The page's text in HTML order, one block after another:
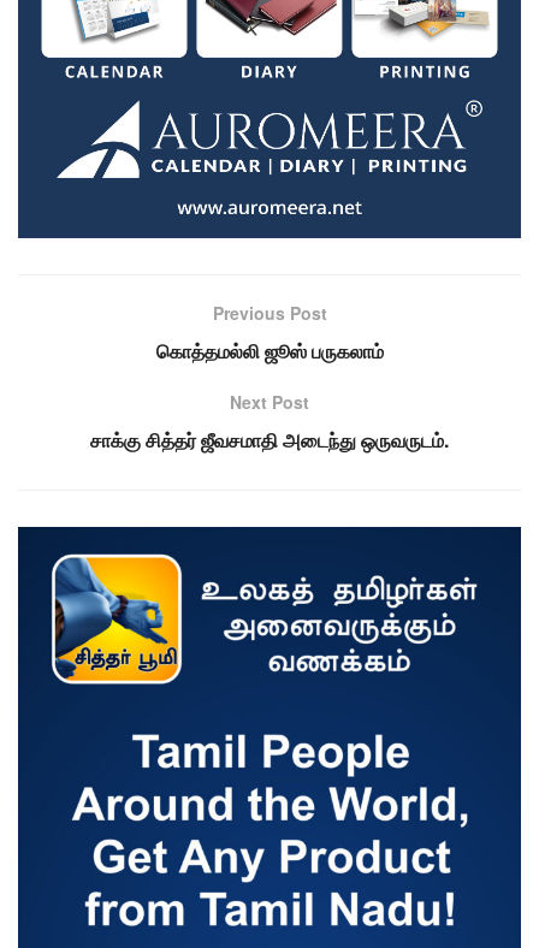
Previous Post
கொத்தமல்லி ஜூஸ் பருகலாம்
Next Post
சாக்கு சித்தர் ஜீவசமாதி அடைந்து ஒருவருடம்.